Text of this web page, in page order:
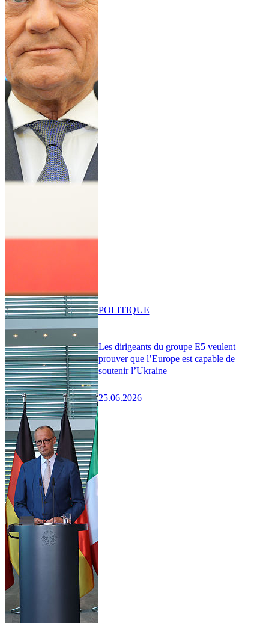
Les dirigeants du groupe E5 veulent
prouver que l’Europe est capable de
soutenir l’Ukraine
25.06.2026
POLITIQUE